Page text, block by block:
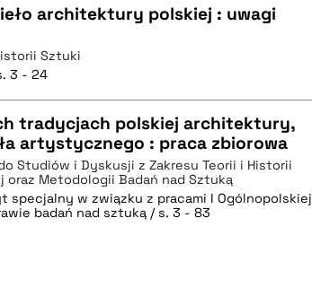
architektury polskiej : uwagi
Sztuki
3 - 24
tradycjach polskiej architektury,
artystycznego : praca zbiorowa
Studiów i Dyskusji z Zakresu Teorii i Historii
Metodologii Badań nad Sztuką
specjalny w związku z pracami I Ogólnopolskiej
badań nad sztuką / s. 3 - 83